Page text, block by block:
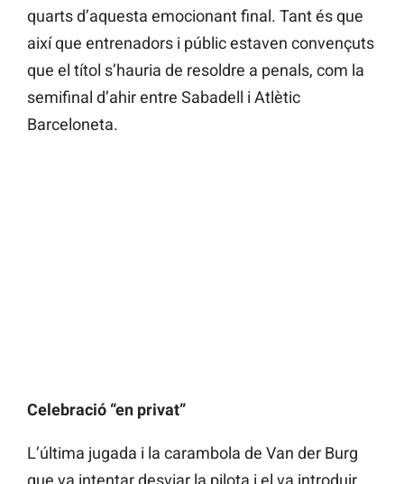
quarts d’aquesta emocionant final. Tant és que
així que entrenadors i públic estaven convençuts
que el títol s’hauria de resoldre a penals, com la
semifinal d’ahir entre Sabadell i Atlètic
Barceloneta.
Celebració “en privat”
L’última jugada i la carambola de Van der Burg
que va intentar desviar la pilota i el va introduir